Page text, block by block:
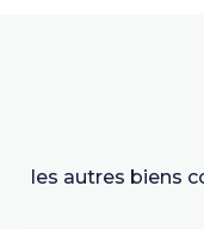
les autres biens